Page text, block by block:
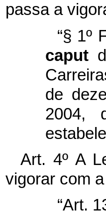
passa a
“§ 1º
caput
de
2004,
Art. 4º A
vigorar com
“Art.